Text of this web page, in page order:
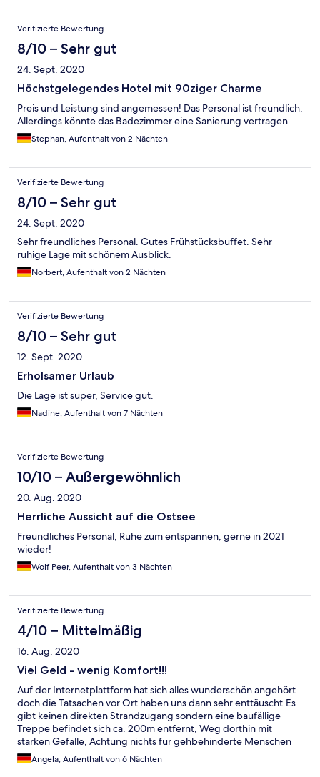
Verifizierte Bewertung
8/10 – Sehr gut
24. Sept. 2020
Höchstgelegendes Hotel mit 90ziger Charme
Preis und Leistung sind angemessen! Das Personal ist freundlich.
Allerdings könnte das Badezimmer eine Sanierung vertragen.
Stephan, Aufenthalt von 2 Nächten
Verifizierte Bewertung
8/10 – Sehr gut
24. Sept. 2020
Sehr freundliches Personal. Gutes Frühstücksbuffet. Sehr
ruhige Lage mit schönem Ausblick.
Norbert, Aufenthalt von 2 Nächten
Verifizierte Bewertung
8/10 – Sehr gut
12. Sept. 2020
Erholsamer Urlaub
Die Lage ist super, Service gut.
Nadine, Aufenthalt von 7 Nächten
Verifizierte Bewertung
10/10 – Außergewöhnlich
20. Aug. 2020
Herrliche Aussicht auf die Ostsee
Freundliches Personal, Ruhe zum entspannen, gerne in 2021
wieder!
Wolf Peer, Aufenthalt von 3 Nächten
Verifizierte Bewertung
4/10 – Mittelmäßig
16. Aug. 2020
Viel Geld - wenig Komfort!!!
Auf der Internetplattform hat sich alles wunderschön angehört
doch die Tatsachen vor Ort haben uns dann sehr enttäuscht.Es
gibt keinen direkten Strandzugang sondern eine baufällige
Treppe befindet sich ca. 200m entfernt, Weg dorthin mit
starken Gefälle, Achtung nichts für gehbehinderte Menschen
(kein Hinweis in der Hotelbeschreibung dazu)!!! Kein
Kühlschrank auf den Zimmern und das bei 28 Grad
Angela, Aufenthalt von 6 Nächten